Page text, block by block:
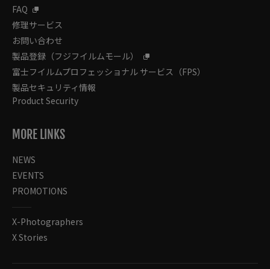
FAQ
修理サービス
お問い合わせ
製品登録（フジフイルムモール）
富士フイルムプロフェッショナル サービス（FPS）
製品セキュリティ情報
Product Security
MORE LINKS
NEWS
EVENTS
PROMOTIONS
X-Photographers
X Stories